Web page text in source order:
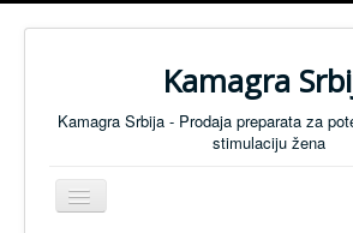
Kamagra
Kamagra Srbija - Prodaja preparata za
stimulaciju žena
Isključi
navigaciju